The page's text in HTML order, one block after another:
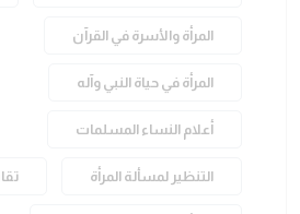
المرأة والأسرة في القرآن
المرأة في حياة النبي وآله
أعلام النساء المسلمات
التنظير لمسألة المرأة